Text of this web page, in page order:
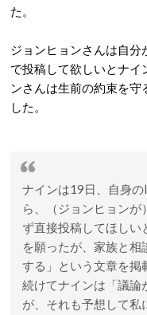
た。
ジョンヒョンさんは自分
で投稿して欲しいとナイ
ンさんは生前の約束を
した。
ナインは19日、自身
ら、（ジョンヒョン
ず直接投稿してほしい
を願ったが、家族と
する」という文章を掲
続けてナインは「議論
が、それも予想して私